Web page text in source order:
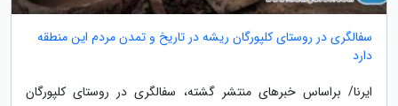
سفالگری در روستای کلپورگان ریشه در تاریخ و تمدن مردم این منطقه
دارد
ایرنا/ براساس خبرهای منتشر گشته، سفالگری در روستای کلپورگان